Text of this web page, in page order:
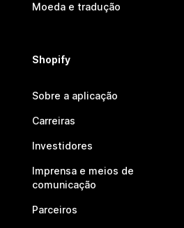
Moeda e tradução
Shopify
Sobre a aplicação
Carreiras
Investidores
Imprensa e meios de
comunicação
Parceiros